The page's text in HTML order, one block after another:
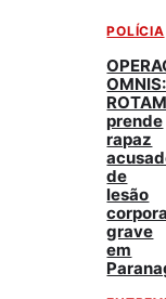
POLÍCIA
OMNIS:
ROTAM
prende
rapaz
de
lesão
grave
em